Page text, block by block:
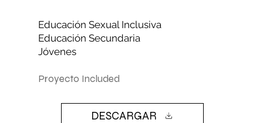
Educación Sexual Inclusiva
Educación Secundaria
Jóvenes
Proyecto Included
DESCARGAR